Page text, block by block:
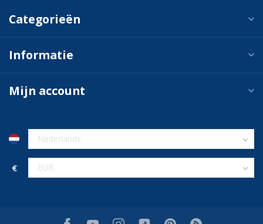
Categorieën
Informatie
Mijn account
€